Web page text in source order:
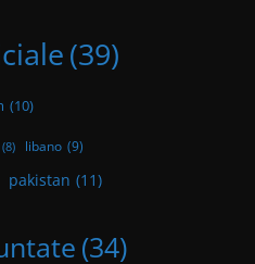
(39)
(10)
(8) libano (9)
pakistan (11)
(34)